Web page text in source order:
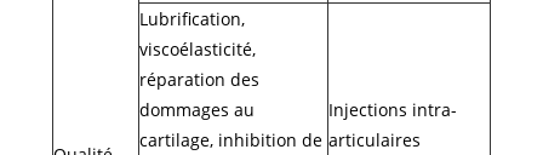
Lubrification,
viscoélasticité,
réparation des
dommages au
cartilage, inhibition de
Injections intra-
articulaires